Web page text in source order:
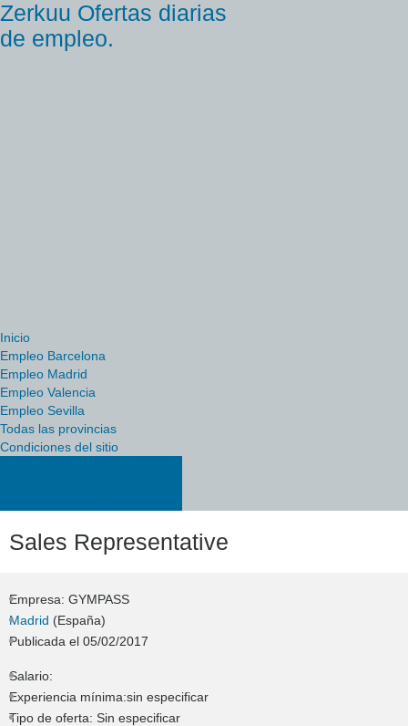
Zerkuu Ofertas diarias
de empleo.
Inicio
Empleo Barcelona
Empleo Madrid
Empleo Valencia
Empleo Sevilla
Todas las provincias
Condiciones del sitio
Sales Representative
Empresa: GYMPASS
Madrid (España)
Publicada el 05/02/2017
Salario:
Experiencia mínima:sin especificar
Tipo de oferta: Sin especificar